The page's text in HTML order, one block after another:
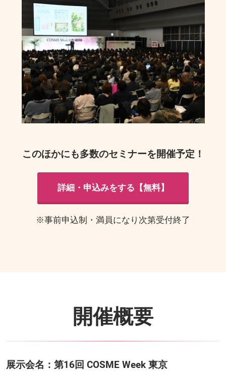
このほかにも多数のセミナーを開催予定！
詳細・申込みをする【無料】
※事前申込制・満員になり次第受付終了
開催概要
展示会名：第16回 COSME Week 東京